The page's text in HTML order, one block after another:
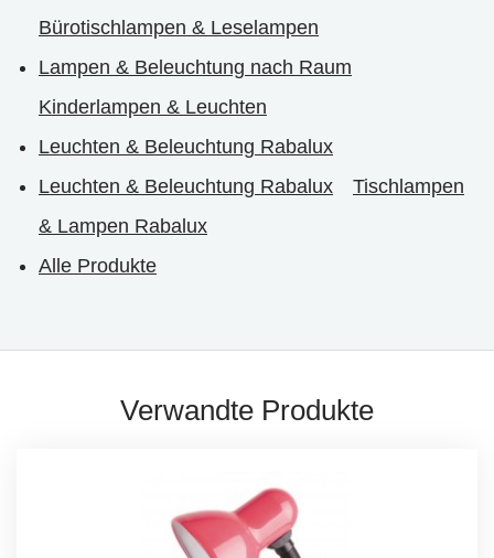
Bürotischlampen & Leselampen
Lampen & Beleuchtung nach Raum
Kinderlampen & Leuchten
Leuchten & Beleuchtung Rabalux
Leuchten & Beleuchtung Rabalux
Tischlampen
& Lampen Rabalux
Alle Produkte
Verwandte Produkte